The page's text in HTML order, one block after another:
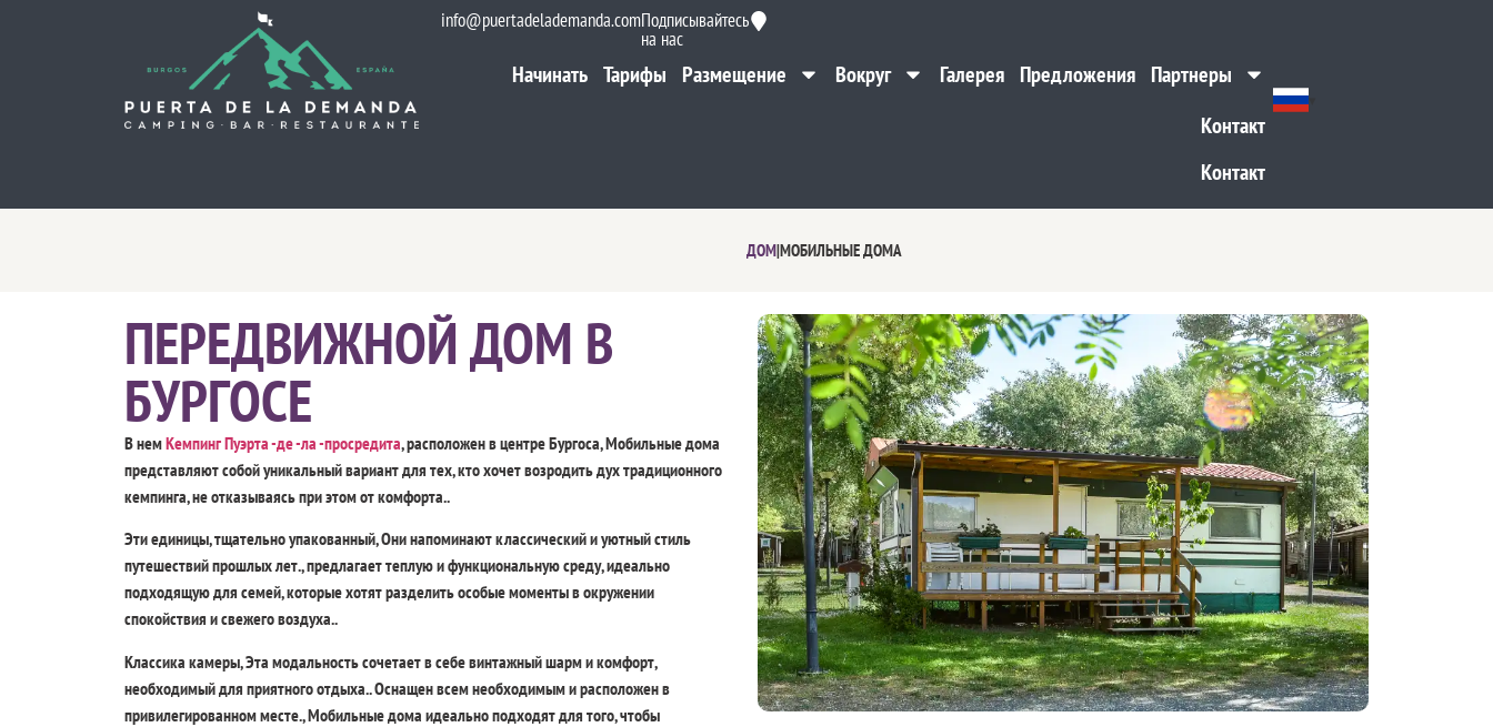
info@puertadelademanda.comПодписывайтесь
на нас
Начинать Тарифы Размещение Вокруг Галерея Предложения Партнеры
Контакт
Партнеры
Контакт
ДОМ|МОБИЛЬНЫЕ ДОМА
ПЕРЕДВИЖНОЙ ДОМ В
БУРГОСЕ
В немКемпинг Пуэрта -де -ла -просредита, расположен в центре Бургоса, Мобильные дома
представляют собой уникальный вариант для тех, кто хочет возродить дух традиционного
кемпинга, не отказываясь при этом от комфорта..
Эти единицы, тщательно упакованный, Они напоминают классический и уютный стиль
путешествий прошлых лет., предлагает теплую и функциональную среду, идеально
подходящую для семей, которые хотят разделить особые моменты в окружении
спокойствия и свежего воздуха..
Классика камеры, Эта модальность сочетает в себе винтажный шарм и комфорт,
необходимый для приятного отдыха.. Оснащен всем необходимым и расположен в
привилегированном месте., Мобильные дома идеально подходят для того, чтобы